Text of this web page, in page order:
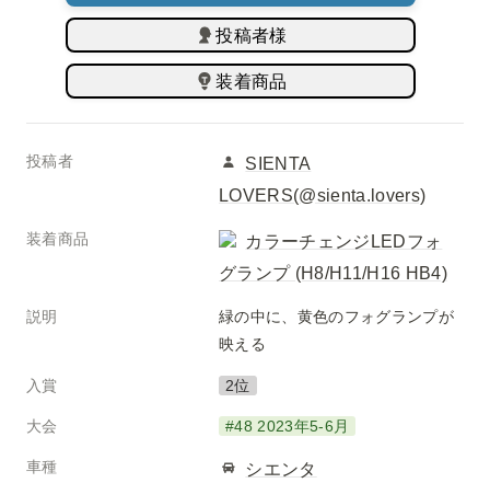
投稿者様
装着商品
投稿者
SIENTA
LOVERS(@sienta.lovers)
装着商品
カラーチェンジLEDフォ
グランプ (H8/H11/H16 HB4)
説明
緑の中に、黄色のフォグランプが
映える
入賞 2位
大会 #48 2023年5-6月
車種 シエンタ